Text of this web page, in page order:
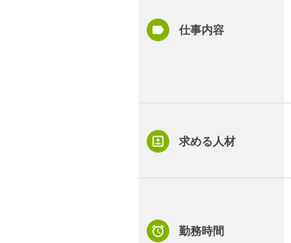
仕事内容
求める人材
勤務時間